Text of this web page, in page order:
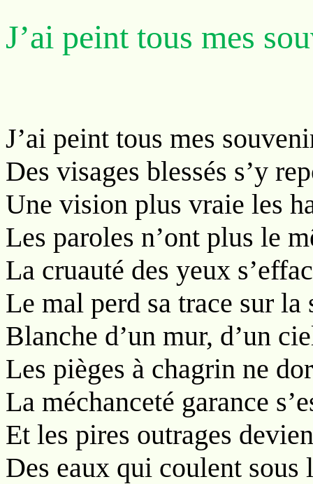
J’ai peint tous mes
J’ai peint tous mes
Des visages blessés s’y
Une vision plus vraie les
Les paroles n’ont plus le
La cruauté des yeux
Le mal perd sa trace sur la
Blanche d’un mur, d’un
Les pièges à chagrin ne
La méchanceté garance
Et les pires outrages
Des eaux qui coulent sous